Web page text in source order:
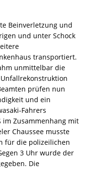
Beinverletzung und
und unter Schock
transportiert.
unmittelbar die
prüfen nun
und ein
Fahrers
Zusammenhang mit
Chaussee musste
für die polizeilichen
3 Uhr wurde der
Die